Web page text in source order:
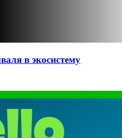
в экосистему